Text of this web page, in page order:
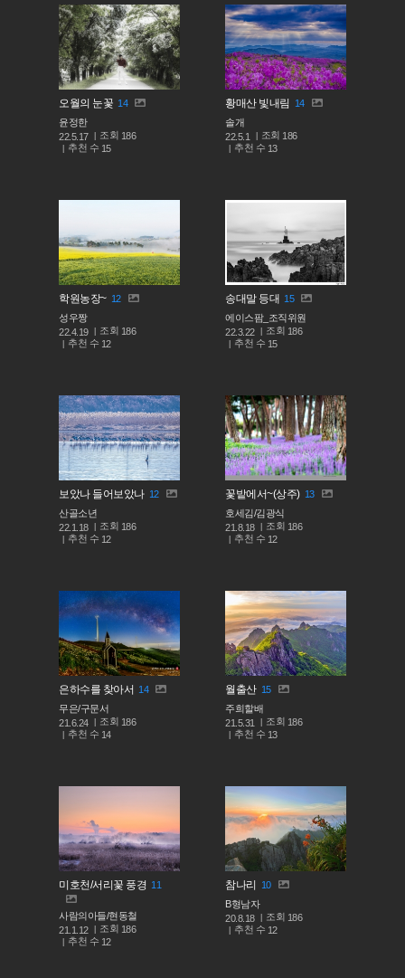
오월의 눈꽃 14
윤정한
22.5.17
조회 186
추천 수 15
황매산 빛내림
14
솔개
22.5.1
조회 186
추천 수 13
학원농장~ 12
성우짱
22.4.19
조회 186
추천 수 12
송대말 등대 15
에이스팜_조직위원
22.3.22
조회 186
추천 수 15
보았나 들어보았나 12
산골소년
22.1.18
조회 186
추천 수 12
꽃밭에서~(상주) 13
호세김/김광식
21.8.18
조회 186
추천 수 12
은하수를 찾아서 14
무은/구문서
21.6.24
조회 186
추천 수 14
월출산 15
주희할배
21.5.31
조회 186
추천 수 13
미호천/서리꽃 풍경 11
사람의아들/현동철
21.1.12
조회 186
추천 수 12
참나리
10
B형남자
20.8.18
조회 186
추천 수 12